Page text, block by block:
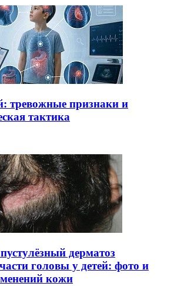
тревожные признаки и
тактика
дерматоз
головы у детей: фото и
кожи